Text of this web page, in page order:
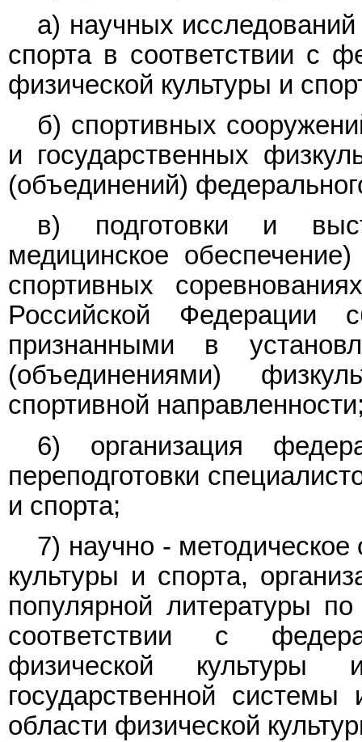
а) научных
спорта в соответствии с
физической культуры и
б) спортивных
и государственных
(объединений)
в) подготовки и
медицинское
спортивных
Российской Федерации
признанными в
(объединениями)
спортивной
6) организация
переподготовки
и спорта;
7) научно -
культуры и спорта,
популярной литературы
соответствии с
физической
государственной
области физической